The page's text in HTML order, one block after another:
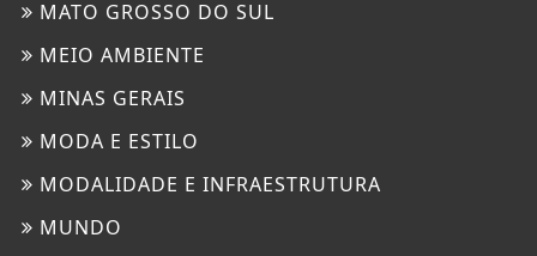
MATO GROSSO DO SUL
MEIO AMBIENTE
MINAS GERAIS
MODA E ESTILO
MODALIDADE E INFRAESTRUTURA
MUNDO